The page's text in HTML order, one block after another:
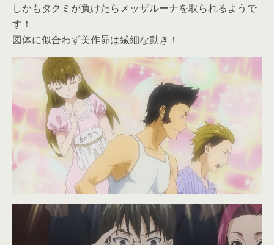
しかもタクミが負けたらメッザルーナを取られるようで
す！
図体に似合わず美作昴は繊細な動き！